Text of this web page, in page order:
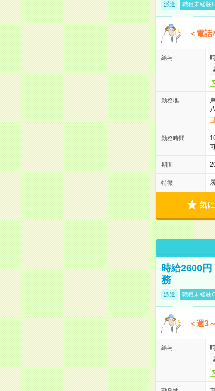
派遣 職種未経験
＜電
給与
勤務地
勤務時間
期間
特徴
気
時給2600
務
派遣 職種未経験
＜週3
給与